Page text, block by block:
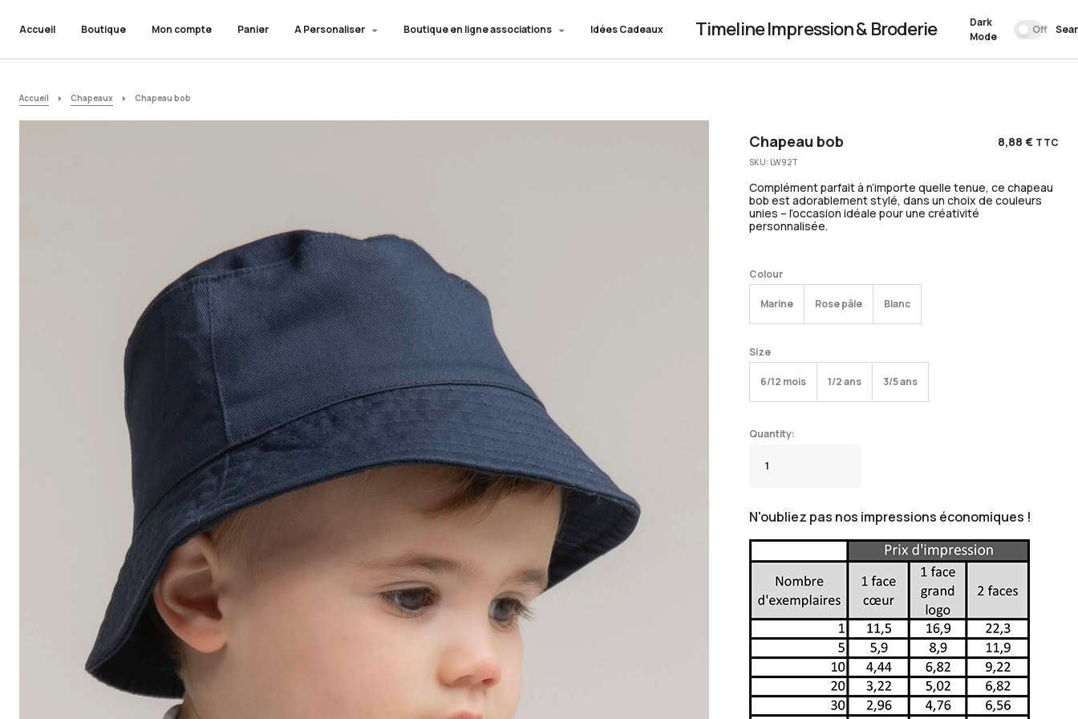
Accueil Boutique Mon compte Panier A Personaliser Boutique en ligne associations Idées Cadeaux Timeline Impression & Broderie
Dark
Mode
Off
Accueil Chapeaux Chapeau bob
Chapeau bob 8,88 € TTC
SKU: LW92T
Complément parfait à n’importe quelle tenue, ce chapeau
bob est adorablement stylé, dans un choix de couleurs
unies – l’occasion idéale pour une créativité
personnalisée.
Colour
Marine Rose pâle Blanc
Size
6/12 mois 1/2 ans 3/5 ans
N'oubliez pas nos impressions économiques !